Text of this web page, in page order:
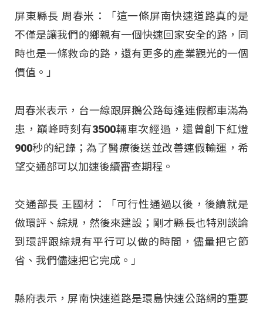
屏東縣長 周春米：「這一條屏南快速道路真的是
不僅是讓我們的鄉親有一個快速回家安全的路，同
時也是一條救命的路，還有更多的產業觀光的一個
價值。」
周春米表示，台一線跟屏鵝公路每逢連假都車滿為
患，巔峰時刻有3500輛車次經過，還曾創下紅燈
900秒的紀錄；為了醫療後送並改善連假輸運，希
望交通部可以加速後續審查期程。
交通部長 王國材：「可行性通過以後，後續就是
做環評、綜規，然後來建設；剛才縣長也特別談論
到環評跟綜規有平行可以做的時間，儘量把它節
省、我們儘速把它完成。」
縣府表示，屏南快速道路是環島快速公路網的重要